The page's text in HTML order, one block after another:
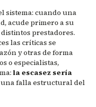
sistema: cuando una
acude primero a su
distintos prestadores.
las críticas se
y otras de forma
o especialistas,
la escasez sería
una falla estructural del